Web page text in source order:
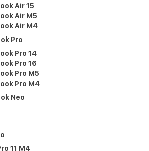
Air 15
Air M5
Air M4
Pro
Pro 14
Pro 16
Pro M5
Pro M4
Neo
11 M4